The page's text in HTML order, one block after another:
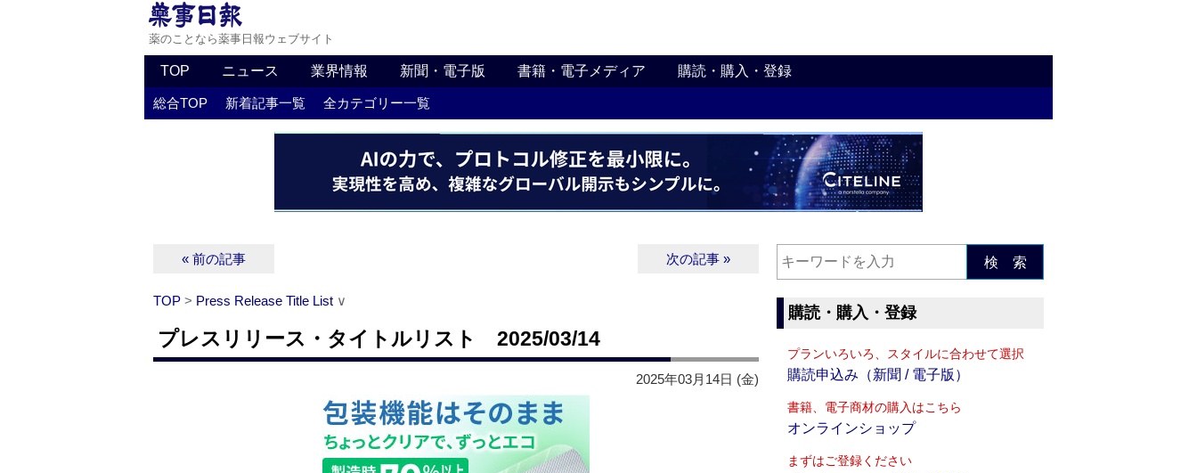
薬のことなら薬事日報ウェブサイト
TOP ニュース 業界情報 新聞・電子版 書籍・電子メディア 購読・購入・登録
総合TOP 新着記事一覧 全カテゴリー一覧
« 前の記事 次の記事 »
TOP > Press Release Title List ∨
プレスリリース・タイトルリスト 2025/03/14
2025年03月14日 (金)
検 索
購読・購入・登録
プランいろいろ、スタイルに合わせて選択
購読申込み（新聞 / 電子版）
書籍、電子商材の購入はこちら
オンラインショップ
まずはご登録ください